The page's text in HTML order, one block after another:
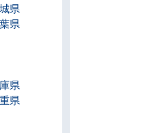
県
県
県
県